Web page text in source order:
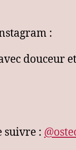
:
douceur
suivre :